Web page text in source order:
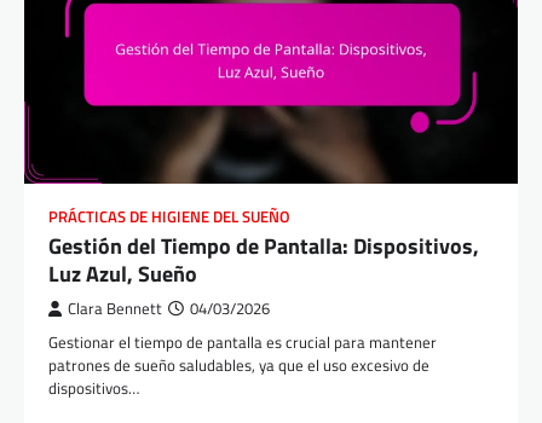
PRÁCTICAS DE HIGIENE DEL SUEÑO
Gestión del Tiempo de Pantalla: Dispositivos,
Luz Azul, Sueño
Clara Bennett 04/03/2026
Gestionar el tiempo de pantalla es crucial para mantener
patrones de sueño saludables, ya que el uso excesivo de
dispositivos…